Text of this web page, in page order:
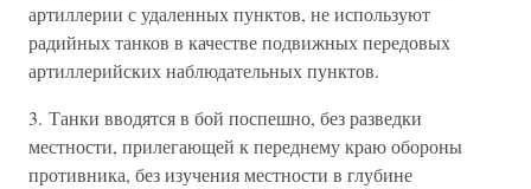
артиллерии с удаленных пунктов, не используют
радийных танков в качестве подвижных передовых
артиллерийских наблюдательных пунктов.
3. Танки вводятся в бой поспешно, без разведки
местности, прилегающей к переднему краю обороны
противника, без изучения местности в глубине